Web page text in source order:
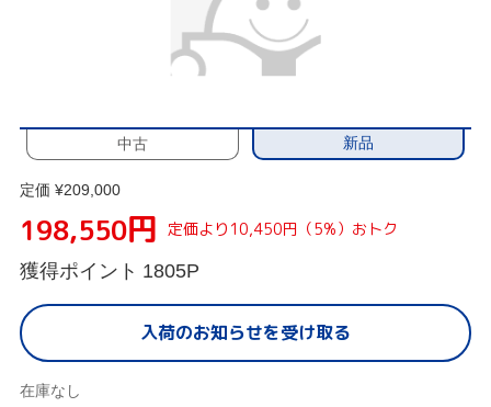
中古 新品
定価 ¥209,000
198,550円 定価より10,450円（5%）おトク
獲得ポイント 1805P
入荷のお知らせを受け取る
在庫なし